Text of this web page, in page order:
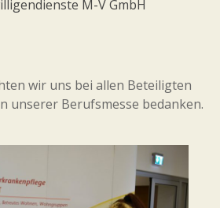
M-V GmbH
wir uns bei allen Beteiligten
unserer Berufsmesse bedanken.